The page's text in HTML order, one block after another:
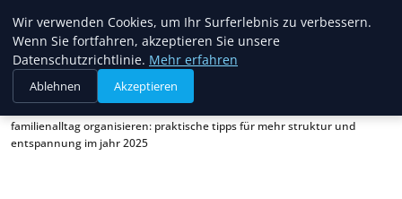
Trendcycles
familienalltag organisieren: praktische tipps für mehr struktur und
entspannung im jahr 2025
Wir verwenden Cookies, um Ihr Surferlebnis zu verbessern.
Wenn Sie fortfahren, akzeptieren Sie unsere
Datenschutzrichtlinie. Mehr erfahren
Ablehnen Akzeptieren